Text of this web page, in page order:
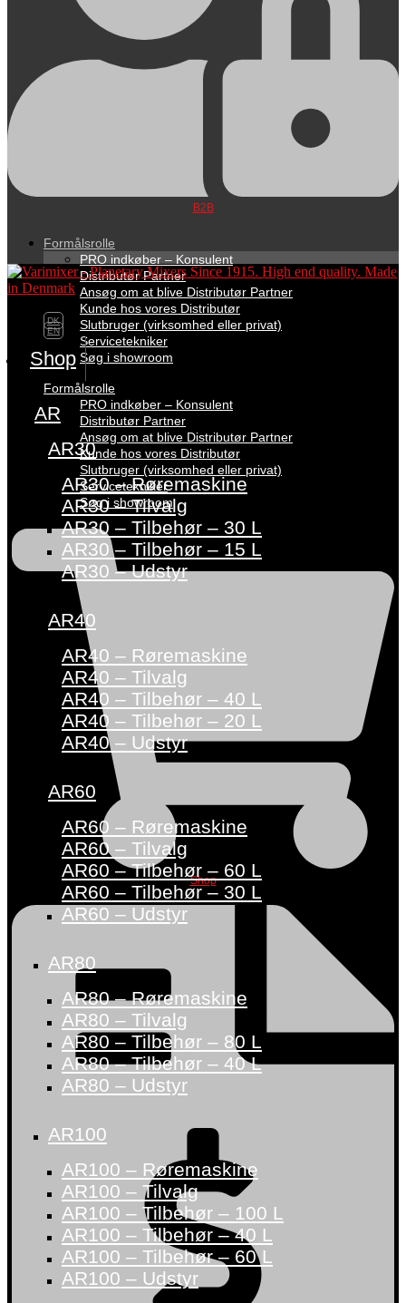
B2B
Formålsrolle
PRO indkøber – Konsulent
Distributør Partner
Ansøg om at blive Distributør Partner
Kunde hos vores Distributør
Slutbruger (virksomhed eller privat)
Servicetekniker
Søg i showroom
Formålsrolle
PRO indkøber – Konsulent
Distributør Partner
Ansøg om at blive Distributør Partner
Kunde hos vores Distributør
Slutbruger (virksomhed eller privat)
Servicetekniker
Søg i showroom
Shop
DK
EN
Shop
AR
AR30
AR30 – Røremaskine
AR30 – Tilvalg
AR30 – Tilbehør – 30 L
AR30 – Tilbehør – 15 L
AR30 – Udstyr
AR40
AR40 – Røremaskine
AR40 – Tilvalg
AR40 – Tilbehør – 40 L
AR40 – Tilbehør – 20 L
AR40 – Udstyr
AR60
AR60 – Røremaskine
AR60 – Tilvalg
AR60 – Tilbehør – 60 L
AR60 – Tilbehør – 30 L
AR60 – Udstyr
AR80
AR80 – Røremaskine
AR80 – Tilvalg
AR80 – Tilbehør – 80 L
AR80 – Tilbehør – 40 L
AR80 – Udstyr
AR100
AR100 – Røremaskine
AR100 – Tilvalg
AR100 – Tilbehør – 100 L
AR100 – Tilbehør – 40 L
AR100 – Tilbehør – 60 L
AR100 – Udstyr